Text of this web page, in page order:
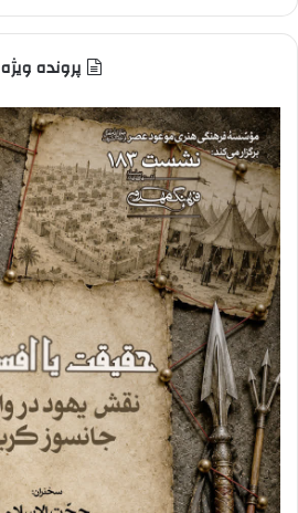
پرونده ویژه